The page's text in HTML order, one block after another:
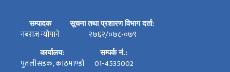
सम्पादक
नबराज न्यौपाने
सूचना तथा प्रशारण विभाग दर्ता:
२७६२/०७८-०७९
कार्यालय:
पुतलीसडक, काठमाण्डौ
सम्पर्क नं.:
01-4535002